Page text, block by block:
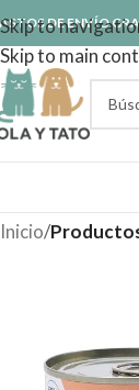
Skip to
Skip to main
DE ENVÍO
Inicio/